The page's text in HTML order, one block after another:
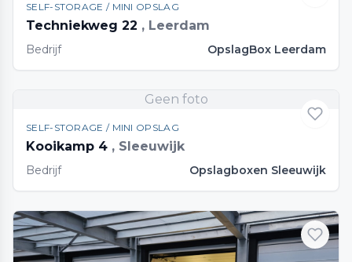
SELF-STORAGE / MINI OPSLAG
Techniekweg 22 , Leerdam
Bedrijf OpslagBox Leerdam
Geen foto
SELF-STORAGE / MINI OPSLAG
Kooikamp 4 , Sleeuwijk
Bedrijf Opslagboxen Sleeuwijk